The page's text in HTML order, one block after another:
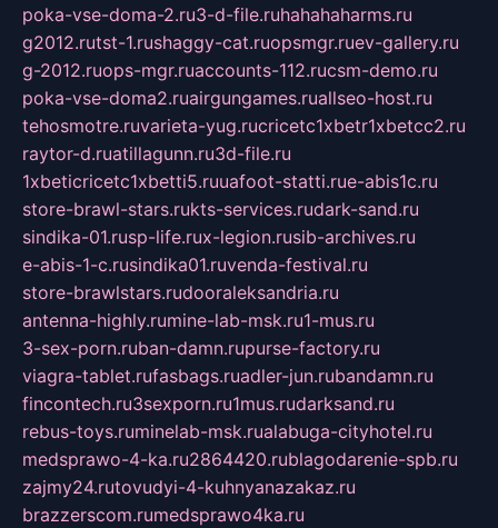
poka-vse-doma-2.ru3-d-file.ruhahahaharms.ru
g2012.rutst-1.rushaggy-cat.ruopsmgr.ruev-gallery.ru
g-2012.ruops-mgr.ruaccounts-112.rucsm-demo.ru
poka-vse-doma2.ruairgungames.ruallseo-host.ru
tehosmotre.ruvarieta-yug.rucricetc1xbetr1xbetcc2.ru
raytor-d.ruatillagunn.ru3d-file.ru
1xbeticricetc1xbetti5.ruuafoot-statti.rue-abis1c.ru
store-brawl-stars.rukts-services.rudark-sand.ru
sindika-01.rusp-life.rux-legion.rusib-archives.ru
e-abis-1-c.rusindika01.ruvenda-festival.ru
store-brawlstars.rudooraleksandria.ru
antenna-highly.rumine-lab-msk.ru1-mus.ru
3-sex-porn.ruban-damn.rupurse-factory.ru
viagra-tablet.rufasbags.ruadler-jun.rubandamn.ru
fincontech.ru3sexporn.ru1mus.rudarksand.ru
rebus-toys.ruminelab-msk.rualabuga-cityhotel.ru
medsprawo-4-ka.ru2864420.rublagodarenie-spb.ru
zajmy24.rutovudyi-4-kuhnyanazakaz.ru
brazzerscom.rumedsprawo4ka.ru